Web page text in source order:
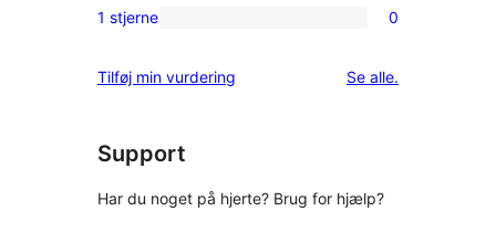
2-
anmeldelser
0
stjernet
1 stjerne 0
Tilføj min vurdering Se alleanmeldelser
.
Support
Har du noget på hjerte? Brug for hjælp?